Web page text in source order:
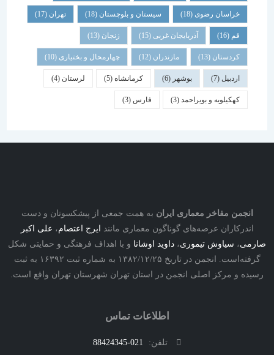
خراسان رضوی(18) سیستان و بلوچستان(18) تهران
آذربایجان غربی(15) زنجان
کردستان(13) مازندران(12) چهارمحال و بختیاری (10)
بوشهر کرمانشاه(5) لرستان (4)
کهکیلویه و بویراحمد(3) فارس
مفاخر معماری ایرانبه همت جمعی از پیشکسوتان و دست
عرصه‌های گوناگون معماری مانندایرج اعتصام،علی اکبر
،سیاوش تیموری،داوید اوشاناو با اهداف فرهنگی و حمایتی شکل
گرفته‌است. انجمن در تاریخ ۱۳۸۲/۱۲/۲۵ به شماره ثبت ۱۶۳۹۲ به ثبت
و مرکز اصلی انجمن در استان تهران شهرستان تهران واقع است.
اطلاعات تماس
تلفن:
021-88424345